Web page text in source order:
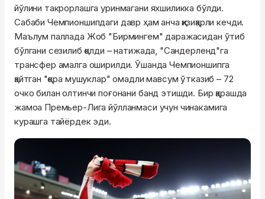
йўлини такрорлашга уринмагани яхшиликка бўлди.
Сабаби Чемпионшипдаги давр ҳам анча қизиқарли кечди.
Маълум паллада Жоб "Бирмингем" даражасидан ўтиб
бўлгани сезилиб қолди – натижада, "Сандерленд"га
трансфер амалга оширилди. Ўшанда Чемпионшипга
қайтган "қора мушуклар" омадли мавсум ўтказиб – 72
очко билан олтинчи поғонани банд этишди. Бир қарашда
жамоа Премьер-Лига йўлланмаси учун чинакамига
курашга тайёрдек эди.